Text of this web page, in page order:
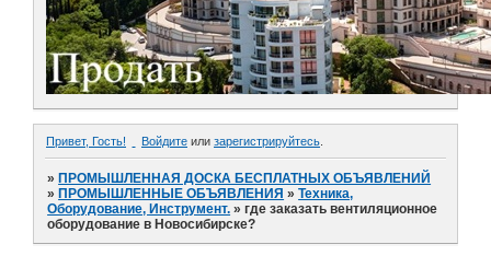
Привет, Гость! Войдите или зарегистрируйтесь
»ПРОМЫШЛЕННАЯ ДОСКА БЕСПЛАТНЫХ ОБЪЯВЛЕНИЙ
»ПРОМЫШЛЕННЫЕ ОБЪЯВЛЕНИЯ »Техника,
Оборудование, Инструмент. »где заказать вентиляционное
оборудование в Новосибирске?